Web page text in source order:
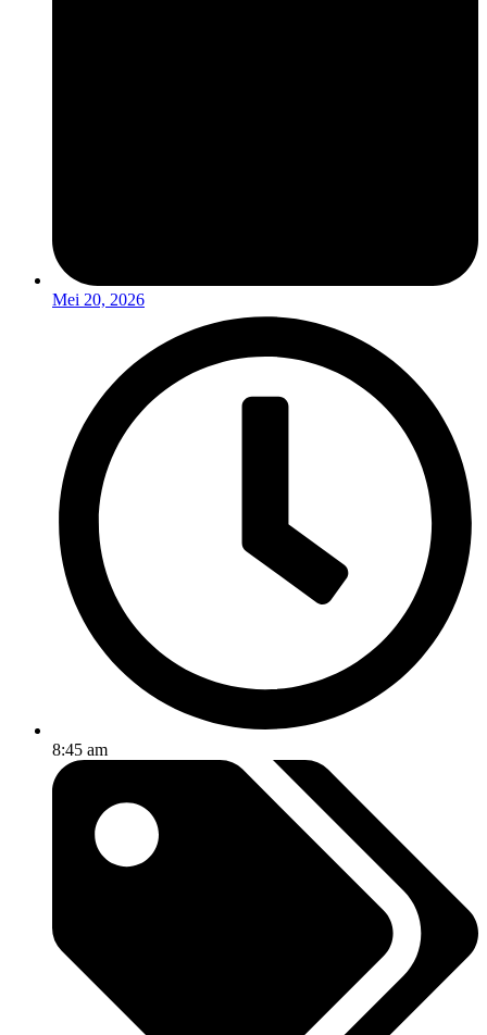
Mei 20, 2026
8:45 am